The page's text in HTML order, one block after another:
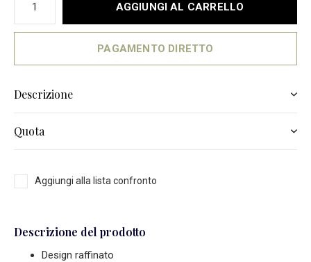
AGGIUNGI AL CARRELLO
PAGAMENTO DIRETTO
Descrizione
Quota
Aggiungi alla lista confronto
Descrizione del prodotto
Design raffinato